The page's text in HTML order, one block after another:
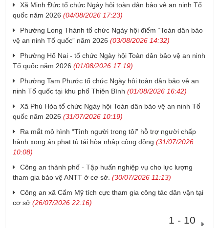
Xã Minh Đức tổ chức Ngày hội toàn dân bảo vệ an ninh Tổ
quốc năm 2026 (04/08/2026 17:23)
Phường Long Thành tổ chức Ngày hội điểm “Toàn dân bảo
vệ an ninh Tổ quốc” năm 2026 (03/08/2026 14:32)
Phường Hố Nai - tổ chức Ngày hội Toàn dân bảo vệ an ninh
Tổ quốc năm 2026 (01/08/2026 17:19)
Phường Tam Phước tổ chức Ngày hội toàn dân bảo vệ an
ninh Tổ quốc tại khu phố Thiên Bình (01/08/2026 16:42)
Xã Phú Hòa tổ chức Ngày hội Toàn dân bảo vệ an ninh Tổ
quốc năm 2026 (31/07/2026 10:19)
Ra mắt mô hình “Tình người trong tôi” hỗ trợ người chấp
hành xong án phạt tù tái hòa nhập cộng đồng (31/07/2026
10:08)
Công an thành phố - Tập huấn nghiệp vụ cho lực lượng
tham gia bảo vệ ANTT ở cơ sở. (30/07/2026 11:13)
Công an xã Cẩm Mỹ tích cực tham gia công tác dân vận tại
cơ sở (26/07/2026 22:16)
1 - 10